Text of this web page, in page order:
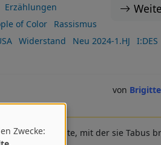
Erzählungen
of Color
Rassismus
Widerstand Neu 2024-1.HJ I:DES
mit der sie Tabus
Zwecke: